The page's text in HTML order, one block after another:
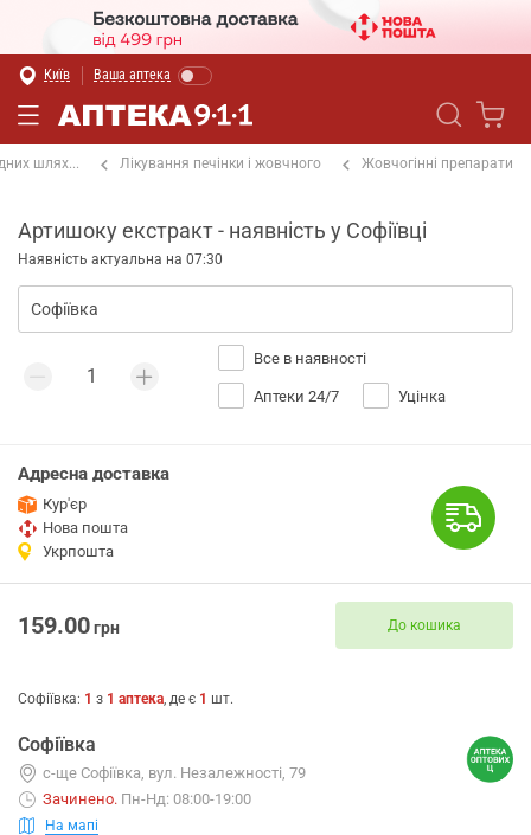
Київ Ваша аптека
шлях... Лікування печінки і жовчного Жовчогінні препарати
Артишоку екстракт - наявність у Софіївці
Наявність актуальна на 07:30
Все в наявності
Аптеки 24/7 Уцінка
Адресна доставка
Кур'єр
Нова пошта
Укрпошта
159.00грн До кошика
Софіївка: 1 з 1 аптека, де є 1 шт.
Софіївка
с-ще Софіївка, вул. Незалежності, 79
Зачинено. Пн-Нд: 08:00-19:00
На мапі